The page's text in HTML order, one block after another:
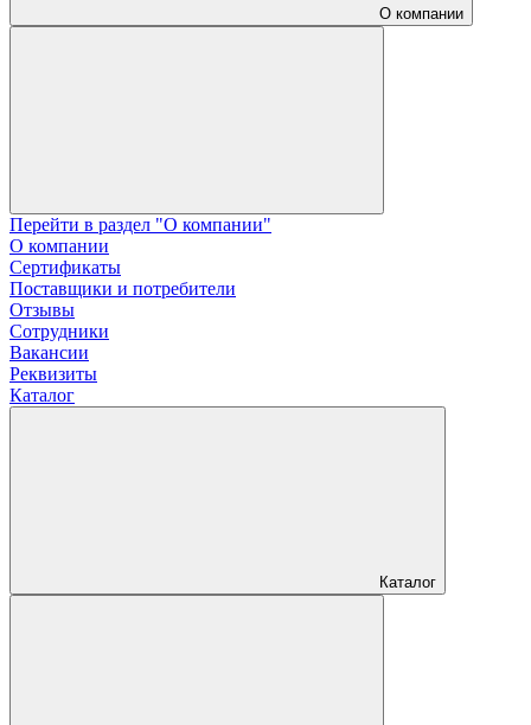
О компании
Перейти в раздел "О компании"
О компании
Сертификаты
Поставщики и потребители
Отзывы
Сотрудники
Вакансии
Реквизиты
Каталог
Каталог